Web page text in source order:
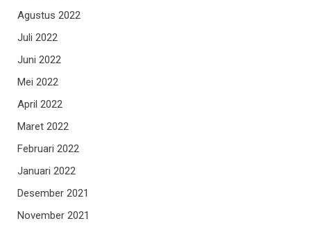
Agustus 2022
Juli 2022
Juni 2022
Mei 2022
April 2022
Maret 2022
Februari 2022
Januari 2022
Desember 2021
November 2021